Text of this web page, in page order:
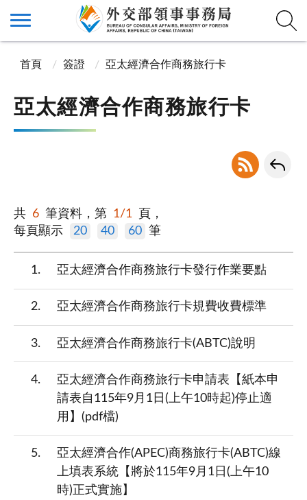
首頁 簽證 亞太經濟合作商務旅行卡
亞太經濟合作商務旅行卡
共 6 筆資料，第 1/1
頁，
每頁顯示
20 40 60 筆
1 亞太經濟合作商務旅行卡發行作業要點
2 亞太經濟合作商務旅行卡規費收費標準
3 亞太經濟合作商務旅行卡(ABTC)說明
4
亞太經濟合作商務旅行卡申請表【紙本申
請表自115年9月1日(上午10時起)停止適
用】(pdf檔)
5
亞太經濟合作(APEC)商務旅行卡(ABTC)線
上填表系統【將於115年9月1日(上午10
時)正式實施】